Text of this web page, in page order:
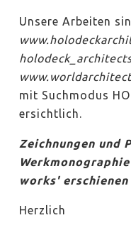
Unsere Arbeiten
mit Suchmodus
ersichtlich.
Zeichnungen und
works'
Herzlich